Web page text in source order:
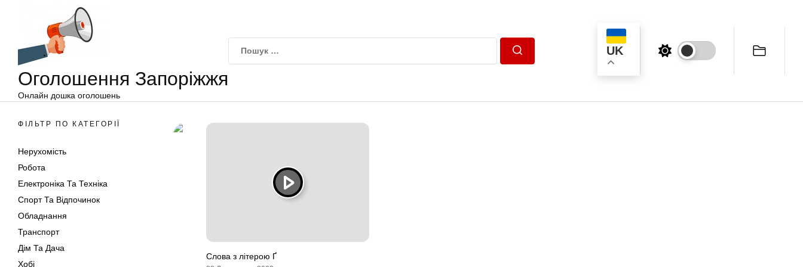
Оголошення Запоріжжя
Онлайн дошка оголошень
UK
ФІЛЬТР ПО КАТЕГОРІЇ
Нерухомість
Робота
Електроніка Та Техніка
Спорт Та Відпочинок
Обладнання
Транспорт
Дім Та Дача
Хобі
Слова з літерою Ґ